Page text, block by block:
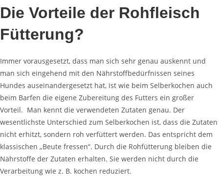
Die Vorteile der Rohfleisch
Fütterung?
Immer vorausgesetzt, dass man sich sehr genau auskennt und
man sich eingehend mit den Nährstoffbedürfnissen seines
Hundes auseinandergesetzt hat, ist wie beim Selberkochen auch
beim Barfen die eigene Zubereitung des Futters ein großer
Vorteil. Man kennt die verwendeten Zutaten genau. Der
wesentlichste Unterschied zum Selberkochen ist, dass die Zutaten
nicht erhitzt, sondern roh verfüttert werden. Das entspricht dem
klassischen „Beute fressen“. Durch die Rohfütterung bleiben die
Nährstoffe der Zutaten erhalten. Sie werden nicht durch die
Verarbeitung wie z. B. kochen reduziert.